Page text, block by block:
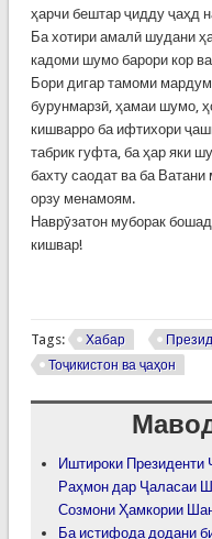
ҳарчи бештар ҷидду ҷаҳд
Ба хотири амалӣ шудани
кадоми шумо барори кор
Бори дигар тамоми
бурунмарзӣ, ҳамаи шумо,
кишварро ба ифтихори
табрик гуфта, ба ҳар яки
бахту саодат ва ба
орзу менамоям.
Наврӯзатон муборак
кишвар!
Tags: Хабар
Тоҷикистон ва ҷаҳон
Иштироки Президенти
Раҳмон дар Ҷаласаи
Созмони Ҳамкории
Ба истифода додани